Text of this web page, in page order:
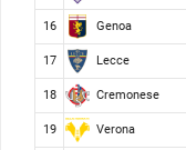
16 Genoa
17 Lecce
18 Cremonese
19 Verona